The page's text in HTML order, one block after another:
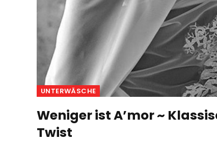
UNTERWÄSCHE
Weniger ist A’mor ~
Twist